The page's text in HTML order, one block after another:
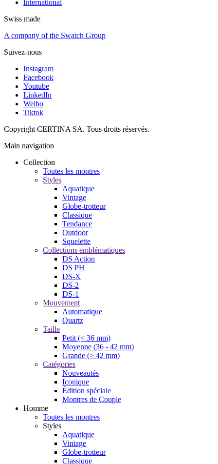
International
Swiss made
A company of the Swatch Group
Suivez-nous
Instagram
Facebook
Youtube
LinkedIn
Weibo
Tiktok
Copyright CERTINA SA. Tous droits réservés.
Main navigation
Collection
Toutes les montres
Styles
Aquatique
Vintage
Globe-trotteur
Classique
Tendance
Outdoor
Squelette
Collections emblématiques
DS Action
DS PH
DS-X
DS-2
DS-1
Mouvement
Automatique
Quartz
Taille
Petit (< 36 mm)
Moyenne (36 - 42 mm)
Grande (> 42 mm)
Catégories
Nouveautés
Iconique
Édition spéciale
Montres de Couple
Homme
Toutes les montres
Styles
Aquatique
Vintage
Globe-trotteur
Classique